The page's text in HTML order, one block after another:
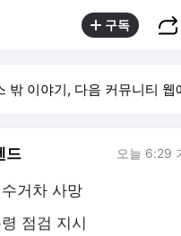
구독
밖 이야기, 다음 커뮤니티 웹에서 보
드 오늘 6:29
거차 사망
점검 지시